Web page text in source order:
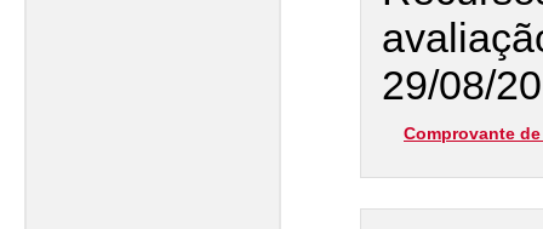
29/08/
Comprovante